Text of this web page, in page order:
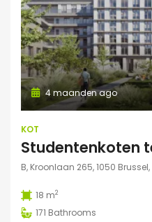
4 maanden ago
KOT
B, Kroonlaan 265, 1050
18 m2
171 Bathrooms